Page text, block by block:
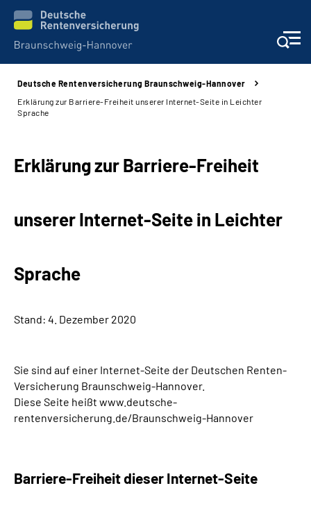
Unsere Kliniken
Über uns
Online-Services
Leichte Sprache
Deutsche Rentenversicherung Braunschweig-Hannover
Erklärung zur Barriere-Freiheit unserer Internet-Seite in Leichter
Sprache
Erklärung zur Barriere-Freiheit
unserer Internet-Seite in Leichter
Sprache
Stand: 4. Dezember 2020
Sie sind auf einer Internet-Seite der Deutschen Renten-
Versicherung Braunschweig-Hannover.
Diese Seite heißt www.deutsche-
rentenversicherung.de/Braunschweig-Hannover
Barriere-Freiheit dieser Internet-Seite